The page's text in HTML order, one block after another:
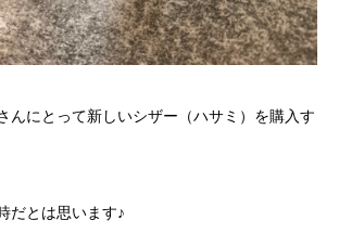
んにとって新しいシザー（ハサミ）を購入す
だとは思います♪